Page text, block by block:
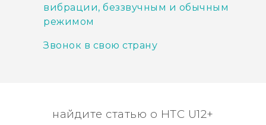
вибрации, беззвучным и обычным
режимом
Звонок в свою страну
найдите статью о HTC U12+